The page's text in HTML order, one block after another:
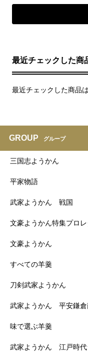
最近チェックした商
最近チェックした商品
GROUP グループ
三国志ようかん
平家物語
武家ようかん 戦国
文豪ようかん特集プロ
文豪ようかん
すべての羊羹
刀剣武家ようかん
武家ようかん 平安鎌倉
味で選ぶ羊羹
武家ようかん 江戸時代